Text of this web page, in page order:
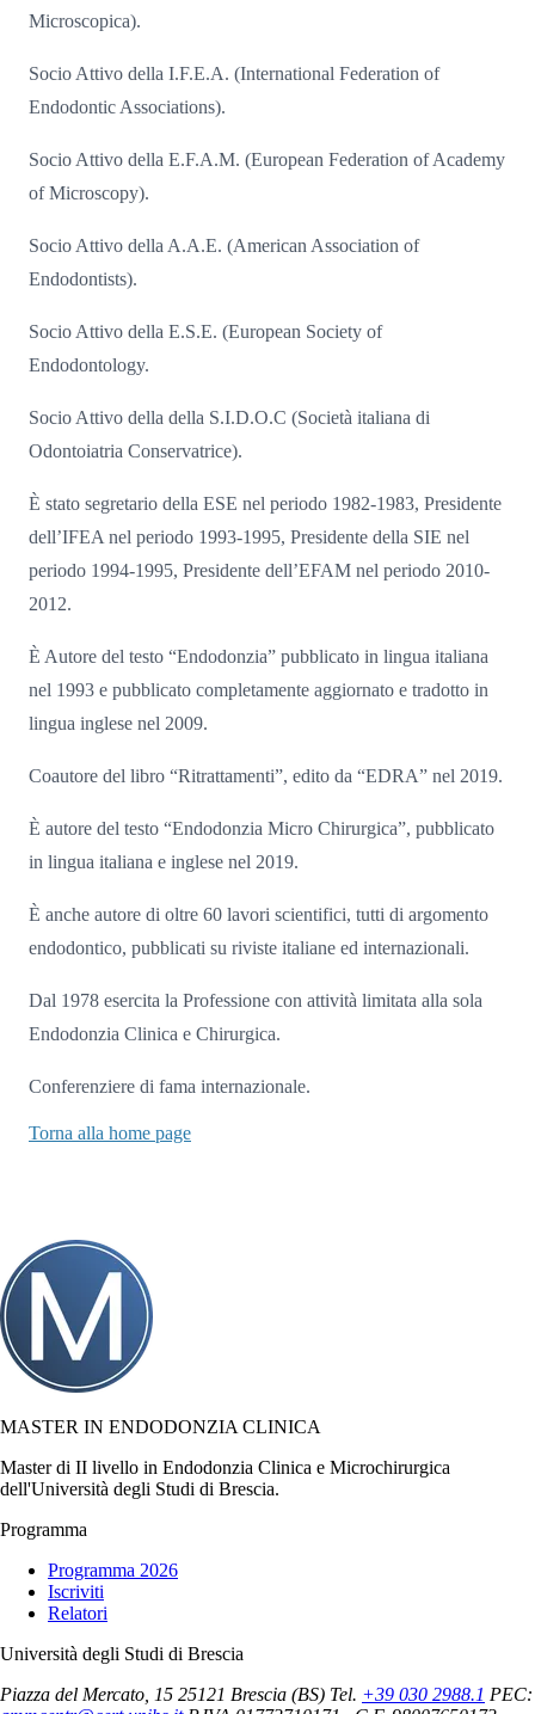
Microscopica).
Socio Attivo della I.F.E.A. (International Federation of
Endodontic Associations).
Socio Attivo della E.F.A.M. (European Federation of Academy
of Microscopy).
Socio Attivo della A.A.E. (American Association of
Endodontists).
Socio Attivo della E.S.E. (European Society of
Endodontology.
Socio Attivo della della S.I.D.O.C (Società italiana di
Odontoiatria Conservatrice).
È stato segretario della ESE nel periodo 1982-1983, Presidente
dell’IFEA nel periodo 1993-1995, Presidente della SIE nel
periodo 1994-1995, Presidente dell’EFAM nel periodo 2010-
2012.
È Autore del testo “Endodonzia” pubblicato in lingua italiana
nel 1993 e pubblicato completamente aggiornato e tradotto in
lingua inglese nel 2009.
Coautore del libro “Ritrattamenti”, edito da “EDRA” nel 2019.
È autore del testo “Endodonzia Micro Chirurgica”, pubblicato
in lingua italiana e inglese nel 2019.
È anche autore di oltre 60 lavori scientifici, tutti di argomento
endodontico, pubblicati su riviste italiane ed internazionali.
Dal 1978 esercita la Professione con attività limitata alla sola
Endodonzia Clinica e Chirurgica.
Conferenziere di fama internazionale.
Torna alla home page
MASTER IN ENDODONZIA CLINICA
Master di II livello in Endodonzia Clinica e Microchirurgica
dell'Università degli Studi di Brescia.
Programma
Programma 2026
Iscriviti
Relatori
Università degli Studi di Brescia
Piazza del Mercato, 15 25121 Brescia (BS) Tel. +39 030 2988.1 PEC: